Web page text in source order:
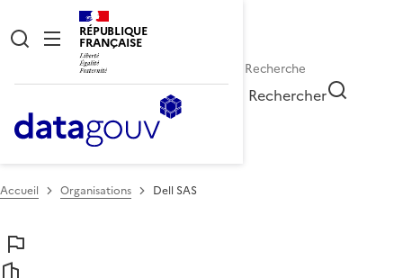
RÉPUBLIQUE
FRANÇAISE
Rechercher
Accueil Organisations Dell SAS